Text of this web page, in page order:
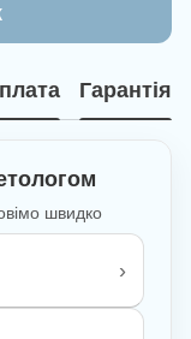
Гарантія
швидко
›